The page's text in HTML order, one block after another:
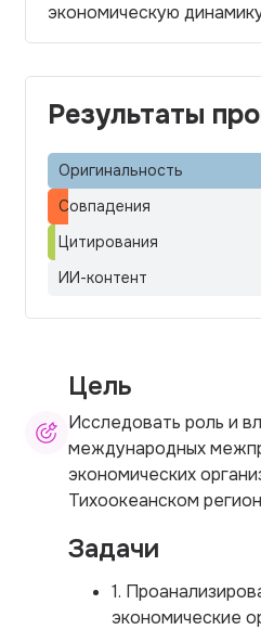
экономическую
Результаты
Оригинальность
Совпадения
Цитирования
ИИ-контент
Цель
Исследовать роль и
международных
экономических
Тихоокеанском
Задачи
1.
экономические